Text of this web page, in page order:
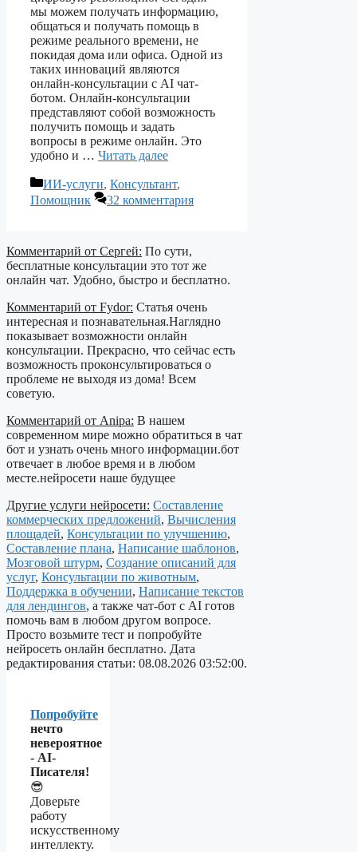
мы можем получать информацию,
общаться и получать помощь в
режиме реального времени, не
покидая дома или офиса. Одной из
таких инноваций являются
онлайн-консультации с AI чат-
ботом. Онлайн-консультации
представляют собой возможность
получить помощь и задать
вопросы в режиме онлайн. Это
удобно и … Читать далее
Рубрики
ИИ-услуги, Консультант,
Помощник
32 комментария
Комментарий от Сергей: По сути,
бесплатные консультации это тот же
онлайн чат. Удобно, быстро и бесплатно.
Комментарий от Fydor: Статья очень
интересная и познавательная.Наглядно
показывает возможности онлайн
консультации. Прекрасно, что сейчас есть
возможность проконсультироваться о
проблеме не выходя из дома! Всем
советую.
Комментарий от Anipa: В нашем
современном мире можно обратиться в чат
бот и узнать очень много информации.бот
отвечает в любое время и в любом
месте.нейросети наше будущее
Другие услуги нейросети: Составление
коммерческих предложений, Вычисления
площадей, Консультации по улучшению,
Составление плана, Написание шаблонов,
Мозговой штурм, Создание описаний для
услуг, Консультации по животным,
Поддержка в обучении, Написание текстов
для лендингов, а также чат-бот с AI готов
помочь вам в любом другом вопросе.
Просто возьмите тест и попробуйте
нейросеть онлайн бесплатно. Дата
редактирования статьи: 08.08.2026 03:52:00.
Попробуйте
нечто
невероятное
- AI-
Писателя!
😎
Доверьте
работу
искусственному
интеллекту.